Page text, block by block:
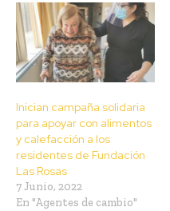
Inician campaña solidaria
para apoyar con alimentos
y calefacción a los
residentes de Fundación
Las Rosas
7 Junio, 2022
En "Agentes de cambio"